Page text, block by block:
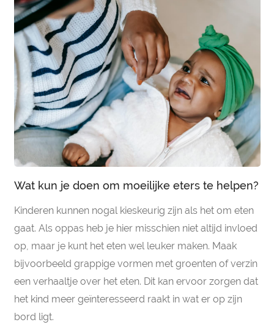
Wat kun je doen om moeilijke eters te helpen?
Kinderen kunnen nogal kieskeurig zijn als het om eten
gaat. Als oppas heb je hier misschien niet altijd invloed
op, maar je kunt het eten wel leuker maken. Maak
bijvoorbeeld grappige vormen met groenten of verzin
een verhaaltje over het eten. Dit kan ervoor zorgen dat
het kind meer geïnteresseerd raakt in wat er op zijn
bord ligt.